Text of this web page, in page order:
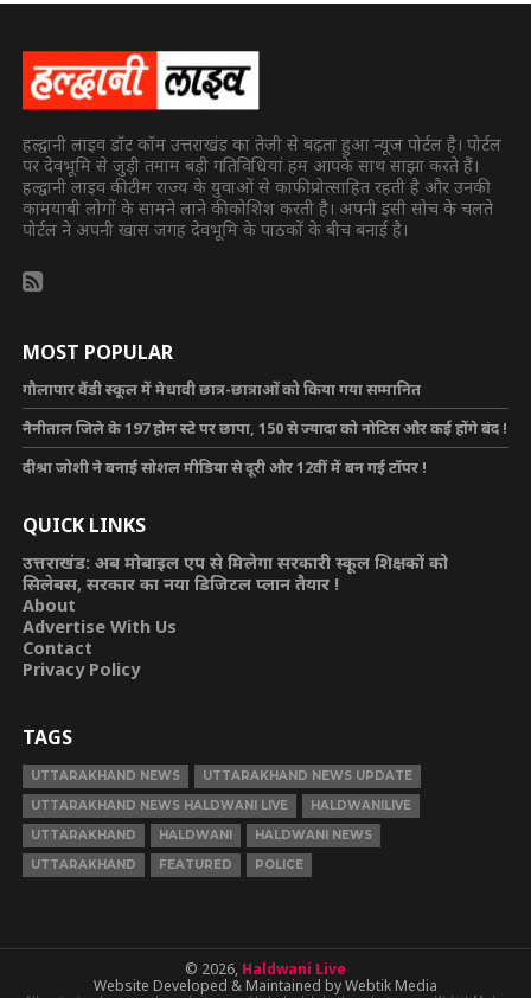
हल्द्वानी लाइव डॉट कॉम उत्तराखंड का तेजी से बढ़ता हुआ न्यूज पोर्टल है। पोर्टल
पर देवभूमि से जुड़ी तमाम बड़ी गतिविधियां हम आपके साथ साझा करते हैं।
हल्द्वानी लाइव की टीम राज्य के युवाओं से काफी प्रोत्साहित रहती है और उनकी
कामयाबी लोगों के सामने लाने की कोशिश करती है। अपनी इसी सोच के चलते
पोर्टल ने अपनी खास जगह देवभूमि के पाठकों के बीच बनाई है।
MOST POPULAR
गौलापार वैंडी स्कूल में मेधावी छात्र-छात्राओं को किया गया सम्मानित
नैनीताल जिले के 197 होम स्टे पर छापा, 150 से ज्यादा को नोटिस और कई होंगे बंद !
दीश्रा जोशी ने बनाई सोशल मीडिया से दूरी और 12वीं में बन गई टॉपर !
QUICK LINKS
उत्तराखंड: अब मोबाइल एप से मिलेगा सरकारी स्कूल शिक्षकों को
सिलेबस, सरकार का नया डिजिटल प्लान तैयार !
About
Advertise With Us
Contact
Privacy Policy
TAGS
UTTARAKHAND NEWS
UTTARAKHAND NEWS UPDATE
UTTARAKHAND NEWS HALDWANI LIVE
HALDWANILIVE
UTTARAKHAND
HALDWANI
HALDWANI NEWS
UTTARAKHAND
FEATURED POLICE
© 2026, Haldwani Live
Website Developed & Maintained by Webtik Media